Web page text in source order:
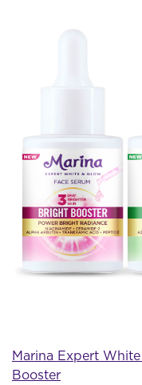
Marina Expert
Booster